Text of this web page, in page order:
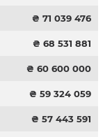
₴ 71 039 476
₴ 68 531 881
₴ 60 600 000
₴ 59 324 059
₴ 57 443 591